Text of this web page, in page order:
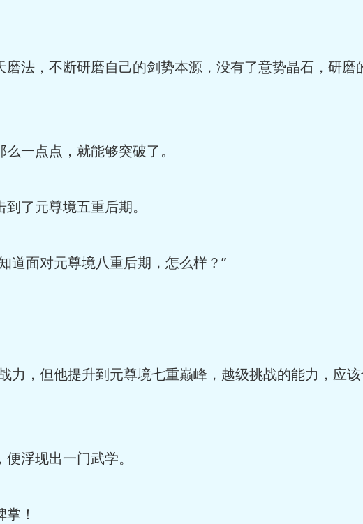
法，不断研磨自己的剑势本源，没有了意势晶石，研磨
一点点，就能够突破了。
了元尊境五重后期。
道面对元尊境八重后期，怎么样？”
力，但他提升到元尊境七重巅峰，越级挑战的能力，应
浮现出一门武学。
！